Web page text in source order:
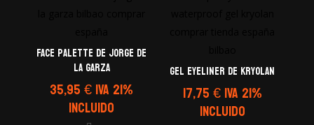
Face Palette de Jorge de
La Garza
35,95€IVA 21%
Incluido
GEL EYELINER de Kryolan
17,75€IVA 21%
Incluido